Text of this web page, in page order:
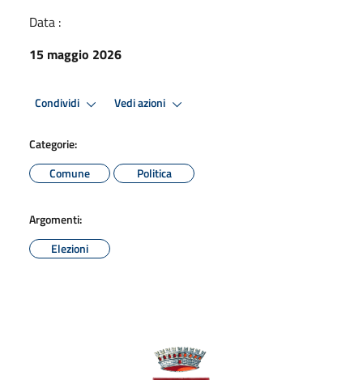
Data :
15 maggio 2026
Condividi Vedi azioni
Categorie:
Comune
Politica
Argomenti:
Elezioni